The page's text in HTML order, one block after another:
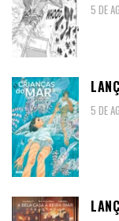
5 DE
5 DE